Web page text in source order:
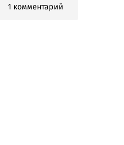
1 комментарий